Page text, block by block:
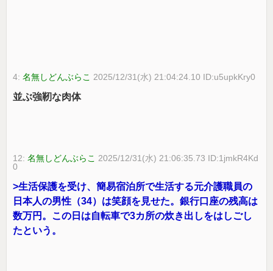
4:名無しどんぶらこ 2025/12/31(水) 21:04:24.10 ID:u5upkKry0
並ぶ強靭な肉体
12:名無しどんぶらこ 2025/12/31(水) 21:06:35.73 ID:1jmkR4Kd
0
>生活保護を受け、簡易宿泊所で生活する元介護職員の
日本人の男性（34）は笑顔を見せた。銀行口座の残高は
数万円。この日は自転車で3カ所の炊き出しをはしごし
たという。